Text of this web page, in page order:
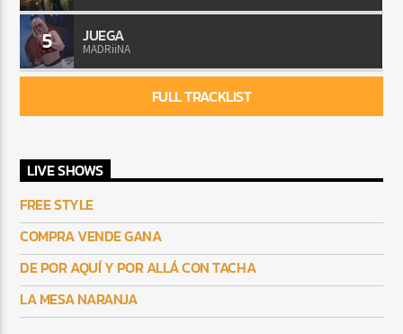
5 JUEGA
MADRiiNA
FULL TRACKLIST
LIVE SHOWS
FREE STYLE
COMPRA VENDE GANA
DE POR AQUÍ Y POR ALLÁ CON TACHA
LA MESA NARANJA